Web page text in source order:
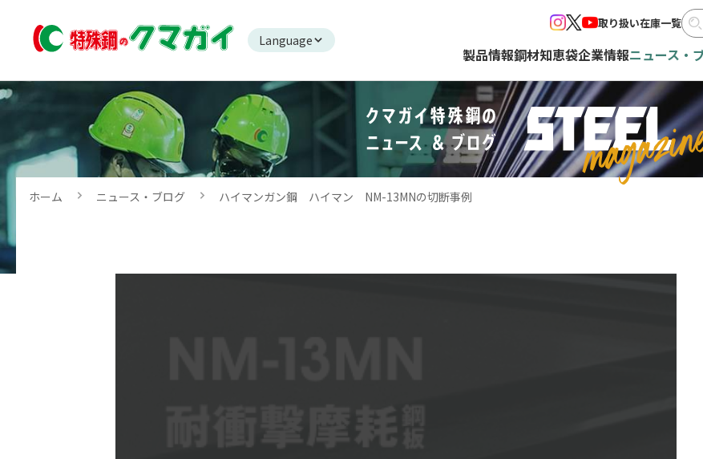
Language
製品情報鋼材知恵袋企業情報ニュース・
取り扱い在庫一覧
ホーム ニュース・ブログ ハイマンガン鋼 ハイマン NM-13MNの切断事例